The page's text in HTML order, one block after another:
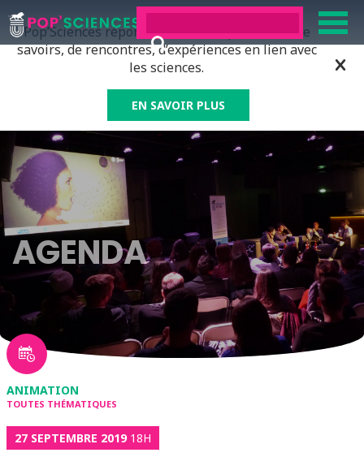
Pop’Sciences répond à tous ceux qui ont soif de
savoirs, de rencontres, d’expériences en lien avec
les sciences.
EN SAVOIR PLUS
AGENDA
ANIMATION
TOUTES THÉMATIQUES
27 SEPTEMBRE 201918H